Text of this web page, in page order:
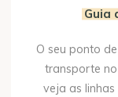
Guia
O seu ponto
transporte
veja as